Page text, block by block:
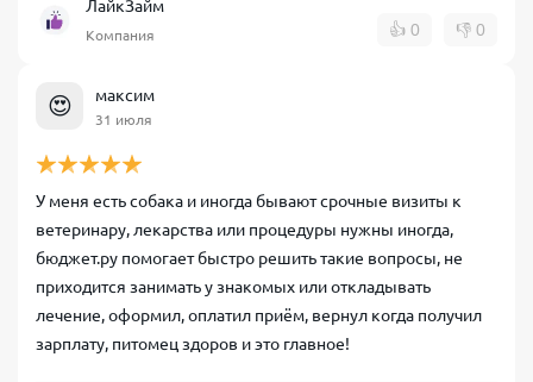
ЛайкЗайм
Компания 👍 0 👎 0
😍 максим
31 июля
У меня есть собака и иногда бывают срочные визиты к
ветеринару, лекарства или процедуры нужны иногда,
бюджет.ру помогает быстро решить такие вопросы, не
приходится занимать у знакомых или откладывать
лечение, оформил, оплатил приём, вернул когда получил
зарплату, питомец здоров и это главное!